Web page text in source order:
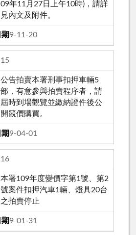
09年11月27日上午10時)，請詳
見內文及附件。
109-11-20
15
公告拍賣本署刑事扣押車輛5
部，有意參與拍賣程序者，請
屆時到場觀覽並繳納證件後公
開競價購買。
109-04-01
16
本署109年度變價字第1號、第2
號案件扣押汽車1輛、燈具20台
之拍賣停止
109-01-31